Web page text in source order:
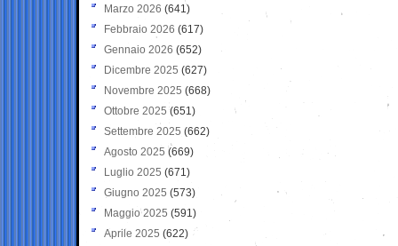
Marzo 2026 (641)
Febbraio 2026 (617)
Gennaio 2026 (652)
Dicembre 2025 (627)
Novembre 2025 (668)
Ottobre 2025 (651)
Settembre 2025 (662)
Agosto 2025 (669)
Luglio 2025 (671)
Giugno 2025 (573)
Maggio 2025 (591)
Aprile 2025 (622)